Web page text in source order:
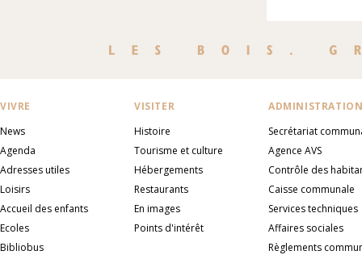
VIVRE
News
Agenda
Adresses utiles
Loisirs
Accueil des enfants
Ecoles
Bibliobus
VISITER
Histoire
Tourisme et culture
Hébergements
Restaurants
En images
Points d'intérêt
Secrétariat
Agence AVS
Contrôle des
Caisse communale
Services techniques
Affaires sociales
Règlements